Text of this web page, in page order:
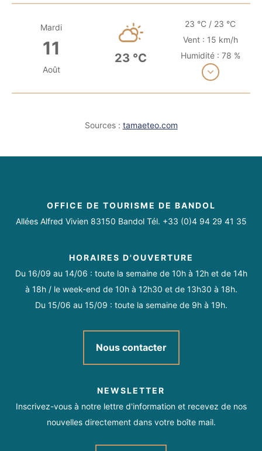
Mardi
11
Août
23 °C
23 °C / 23 °C
Vent : 15 km/h
Humidité : 78 %
Voir plus
Sources : tamaeteo.com
OFFICE DE TOURISME DE BANDOL
Allées Alfred Vivien 83150 Bandol Tél. +33 (0)4 94 29 41 35
HORAIRES D'OUVERTURE
Du 16/09 au 14/06 : toute la semaine de 10h à 12h et de 14h
à 18h / le week-end de 10h à 12h30 et de 13h30 à 18h.
Du 15/06 au 15/09 : toute la semaine de 9h à 19h.
Nous contacter
NEWSLETTER
Inscrivez-vous à notre lettre d'information et recevez de nos
nouvelles directement dans votre boîte mail.